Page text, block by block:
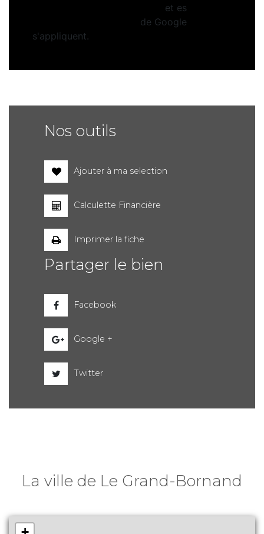
et es
de Google
s'appliquent.
Nos outils
Ajouter à ma selection
Calculette Financière
Imprimer la fiche
Partager le bien
Facebook
Google +
Twitter
La ville de Le Grand-Bornand